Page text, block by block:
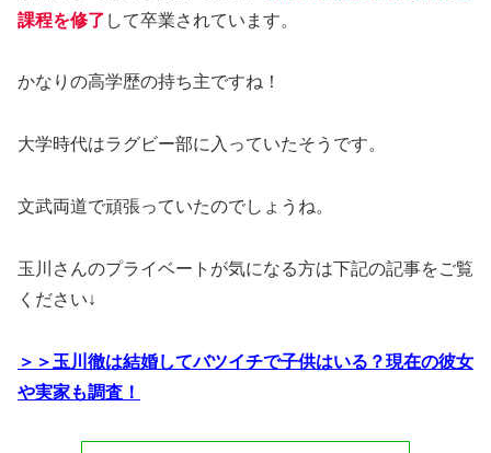
課程を修了 して卒業されています。
かなりの高学歴の持ち主ですね！
大学時代はラグビー部に入っていたそうです。
文武両道で頑張っていたのでしょうね。
玉川さんのプライベートが気になる方は下記の記事をご覧
ください↓
＞＞玉川徹は結婚してバツイチで子供はいる？現在の彼女
や実家も調査！